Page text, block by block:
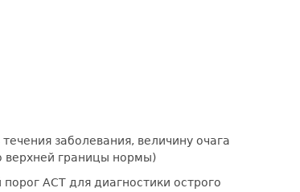
заболевания, величину очага
верхней границы нормы)
АСТ для диагностики острого